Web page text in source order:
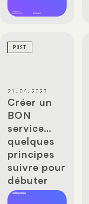
POST
21.04.2023
Créer un
BON
service…
quelques
principes
suivre pour
débuter